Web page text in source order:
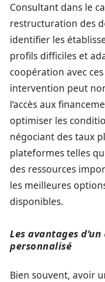
Consultant dans le
restructuration des
identifier les
profils difficiles et
coopération avec
intervention peut
l’accès aux
optimiser les
négociant des taux
plateformes telles
des ressources
les meilleures
disponibles.
Les avantages
personnalisé
Bien souvent, avoir